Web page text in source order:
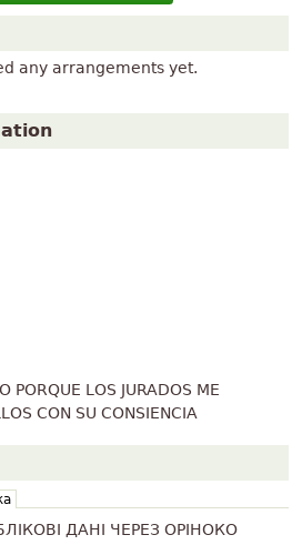
any arrangements yet.
PORQUE LOS JURADOS ME
CON SU CONSIENCIA
ДАНІ ЧЕРЕЗ ОРІНОКО